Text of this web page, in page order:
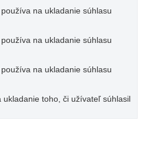
na ukladanie súhlasu
na ukladanie súhlasu
na ukladanie súhlasu
toho, či užívateľ súhlasil